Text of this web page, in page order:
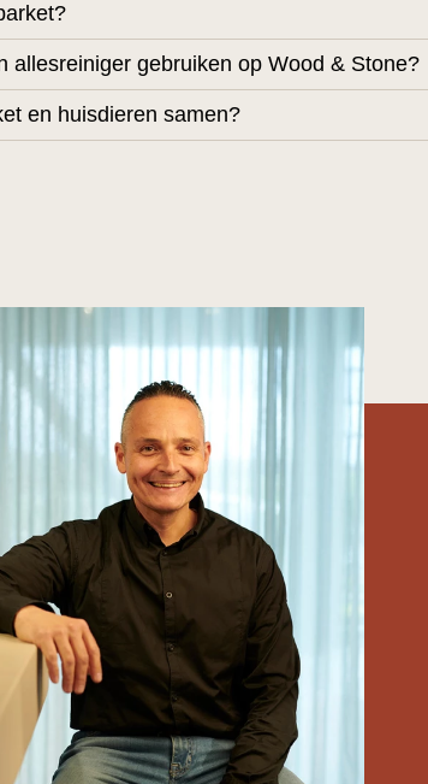
allesreiniger gebruiken op Wood & Stone?
en huisdieren samen?